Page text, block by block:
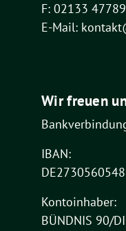
F: 02133
E-Mail:
Wir freuen
IBAN:
Kontoinhaber:
BÜNDNIS 90/